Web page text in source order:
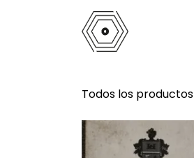
Todos los productos